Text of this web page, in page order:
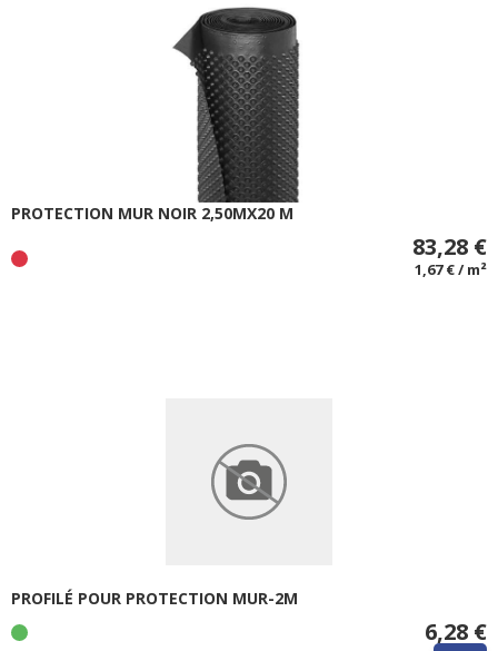
PROTECTION MUR NOIR 2,50MX20 M
83,28 €
1,67 € / m²
PROFILÉ POUR PROTECTION MUR-2M
6,28 €